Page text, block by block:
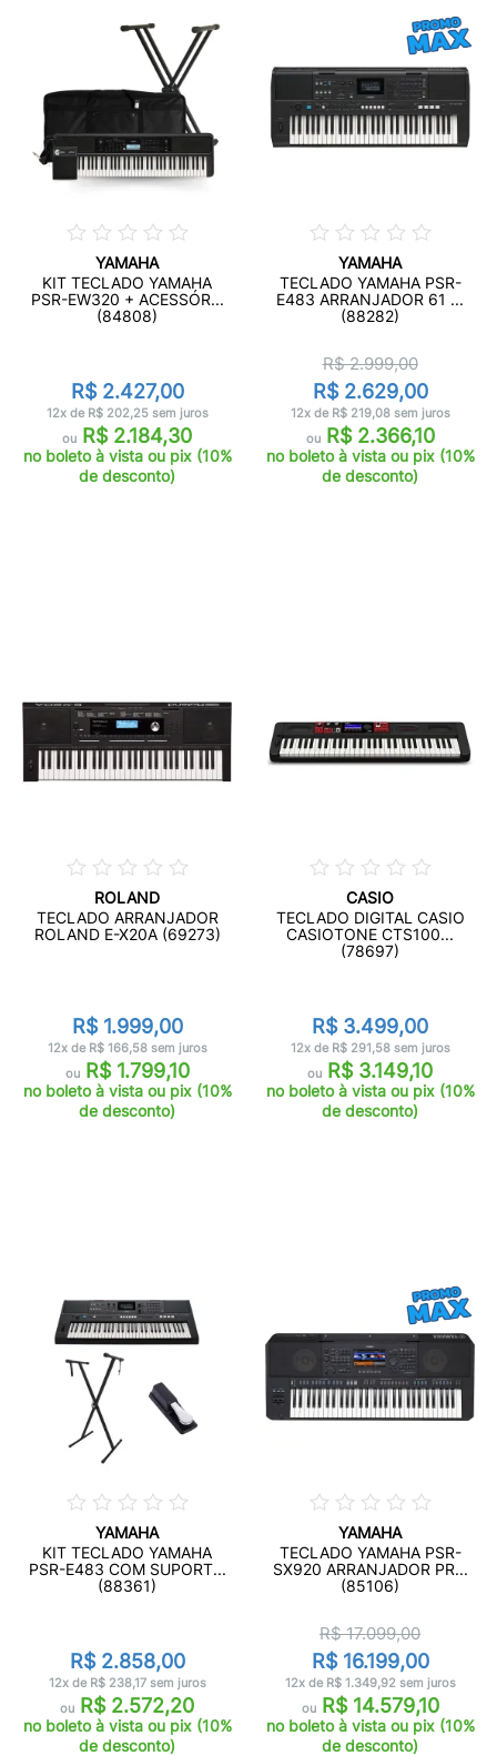
YAMAHA
KIT TECLADO YAMAHA
PSR-EW320 + ACESSÓR...
(84808)
R$ 2.427,00
12x de R$ 202,25 sem juros
ou R$ 2.184,30
no boleto à vista ou pix (10%
de desconto)
YAMAHA
TECLADO YAMAHA PSR-
E483 ARRANJADOR 61 ...
(88282)
R$ 2.999,00
R$ 2.629,00
12x de R$ 219,08 sem juros
ouR$ 2.366,10
no boleto à vista ou pix (10%
de desconto)
ROLAND
TECLADO ARRANJADOR
ROLAND E-X20A (69273)
R$ 1.999,00
12x de R$ 166,58 sem juros
ouR$ 1.799,10
no boleto à vista ou pix (10%
de desconto)
CASIO
TECLADO DIGITAL CASIO
CASIOTONE CTS100...
(78697)
R$ 3.499,00
12x de R$ 291,58 sem juros
ou R$ 3.149,10
no boleto à vista ou pix (10%
de desconto)
YAMAHA
KIT TECLADO YAMAHA
PSR-E483 COM SUPORT...
(88361)
R$ 2.858,00
12x de R$ 238,17 sem juros
ou R$ 2.572,20
no boleto à vista ou pix (10%
de desconto)
YAMAHA
TECLADO YAMAHA PSR-
SX920 ARRANJADOR PR...
(85106)
R$ 17.099,00
R$ 16.199,00
12x de R$ 1.349,92 sem juros
ouR$ 14.579,10
no boleto à vista ou pix (10%
de desconto)